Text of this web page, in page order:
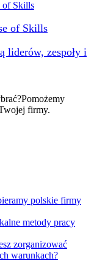
of Skills
liderów, zespoły i
Pomożemy
firmy.
polskie firmy
metody pracy
zorganizować
warunkach?